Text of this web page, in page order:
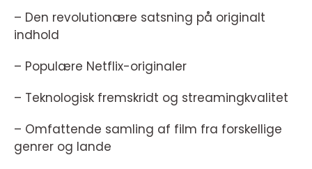
– Den revolutionære satsning på originalt
indhold
– Populære Netflix-originaler
– Teknologisk fremskridt og streamingkvalitet
– Omfattende samling af film fra forskellige
genrer og lande